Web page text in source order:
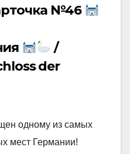
№46
/
der
одному из самых
мест Германии!